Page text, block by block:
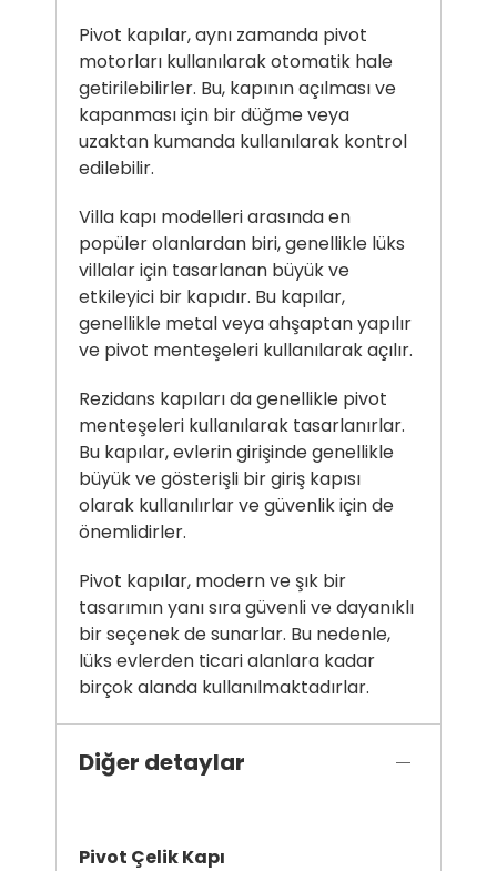
Pivot kapılar, aynı zamanda pivot
motorları kullanılarak otomatik hale
getirilebilirler. Bu, kapının açılması ve
kapanması için bir düğme veya
uzaktan kumanda kullanılarak kontrol
edilebilir.
Villa kapı modelleri arasında en
popüler olanlardan biri, genellikle lüks
villalar için tasarlanan büyük ve
etkileyici bir kapıdır. Bu kapılar,
genellikle metal veya ahşaptan yapılır
ve pivot menteşeleri kullanılarak açılır.
Rezidans kapıları da genellikle pivot
menteşeleri kullanılarak tasarlanırlar.
Bu kapılar, evlerin girişinde genellikle
büyük ve gösterişli bir giriş kapısı
olarak kullanılırlar ve güvenlik için de
önemlidirler.
Pivot kapılar, modern ve şık bir
tasarımın yanı sıra güvenli ve dayanıklı
bir seçenek de sunarlar. Bu nedenle,
lüks evlerden ticari alanlara kadar
birçok alanda kullanılmaktadırlar.
Diğer detaylar
Pivot Çelik Kapı